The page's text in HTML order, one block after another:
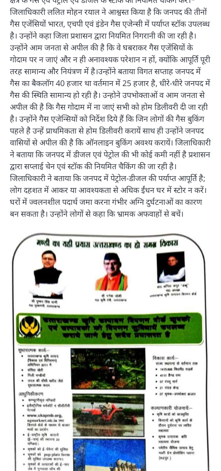
जिलाधिकारी ललित मोहन रयाल ने आश्वस्त किया है कि जनपद की तीनों
गैस एजेंसियों भारत, एचपी एवं इंडेन गैस एजेन्सी में पर्याप्त स्टॉक उपलब्ध
है। उन्होंने कहा जिला प्रशासन द्वारा नियमित निगरानी की जा रही है।
उन्होंने आम जनता से अपील की है कि वे घबराकर गैस एजेंसियों के
गोदाम पर न जाएं और न ही अनावश्यक परेशान न हों, क्योंकि आपूर्ति पूरी
तरह सामान्य और नियंत्रण में है।उन्होंने बताया विगत सप्ताह जनपद में
गैस का बैकलॉग 40 हजार था वर्तमान में 25 हजार है, धीरे-धीरे जनपद में
गैस की स्थिति सामान्य हो रही है। उन्होने उपभोक्ताओं व आम जनता से
अपील की है कि गैस गोदाम में ना जाएं सभी को होम डिलीवरी दी जा रही
है। उन्होंने गैस एजेन्सियों को निर्देश दिये हैं कि जिन लोगों की गैस बुकिंग
पहले है उन्हें प्राथमिकता से होम डिलीवरी करायें साथ ही उन्होंने जनपद
वासियों से अपील की है कि ऑनलाइन बुकिंग अवश्य करायें। जिलाधिकारी
ने बताया कि जनपद में डीजल एवं पेट्रोल की भी कोई कमी नहीं है प्रशासन
द्वारा सप्लाई चेन एवं स्टॉक की नियमित चैकिंग की जा रही है।
जिलाधिकारी ने बताया कि जनपद में पेट्रोल-डीजल की पर्याप्त आपूर्ति है;
लोग दहशत में आकर या आवश्यकता से अधिक ईंधन घर में स्टोर न करें।
घरों में ज्वलनशील पदार्थ जमा करना गंभीर अग्नि दुर्घटनाओं का कारण
बन सकता है। उन्होंने लोगों से कहा कि भ्रामक अफवाहों से बचें।